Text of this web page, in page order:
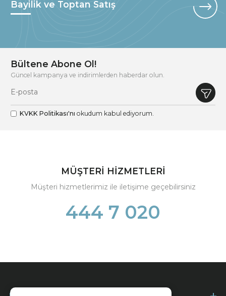
Bayilik ve Toptan Satış
Bültene Abone Ol!
Güncel kampanya ve indirimlerden haberdar olun.
KVKK Politikası'nı okudum kabul ediyorum.
MÜŞTERİ HİZMETLERİ
Müşteri hizmetlerimiz ile iletişime geçebilirsiniz
444 7 020